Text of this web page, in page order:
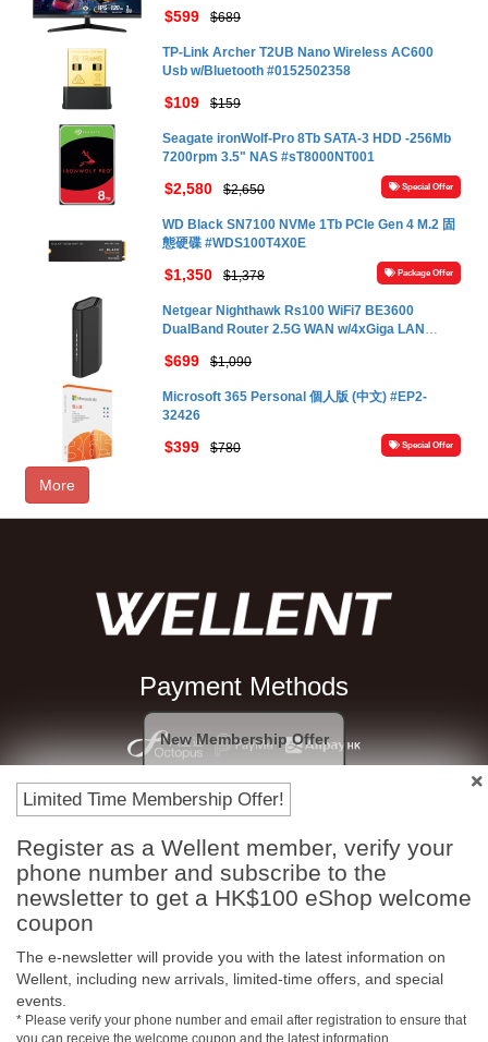
$599 $689
TP-Link Archer T2UB Nano Wireless AC600
Usb w/Bluetooth #0152502358
$109 $159
Seagate ironWolf-Pro 8Tb SATA-3 HDD -256Mb
7200rpm 3.5" NAS #sT8000NT001
$2,580 $2,650 Special Offer
WD Black SN7100 NVMe 1Tb PCIe Gen 4 M.2 固
態硬碟 #WDS100T4X0E
$1,350 $1,378 Package Offer
Netgear Nighthawk Rs100 WiFi7 BE3600
DualBand Router 2.5G WAN w/4xGiga LAN
$699 $1,090
Microsoft 365 Personal 個人版 (中文) #EP2-
32426
$399 $780 Special Offer
More
Payment Methods
Free In-Store Pickup
Official Authorized
Product
Limited Time Membership Offer!
Register as a Wellent member, verify your
phone number and subscribe to the
newsletter to get a HK$100 eShop welcome
coupon
The e-newsletter will provide you with the latest information on
Wellent, including new arrivals, limited-time offers, and special
events.
* Please verify your phone number and email after registration to ensure that
you can receive the welcome coupon and the latest information.
New Membership Offer